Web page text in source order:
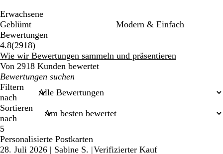
Erwachsene
Geblümt
Modern & Einfach
Bewertungen
4.8(29182918
Bewertungen
)
Wie wir Bewertungen sammeln und präsentieren
Von 2918 Kunden bewertet
Meine
Sucheingaben
Filtern
nach
Sortieren
nach
5
Personalisierte Postkarten
28. Juli 2026 | Sabine S. |Verifizierter Kauf